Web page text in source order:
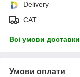
Delivery
САТ
Всі умови доставки
Умови оплати